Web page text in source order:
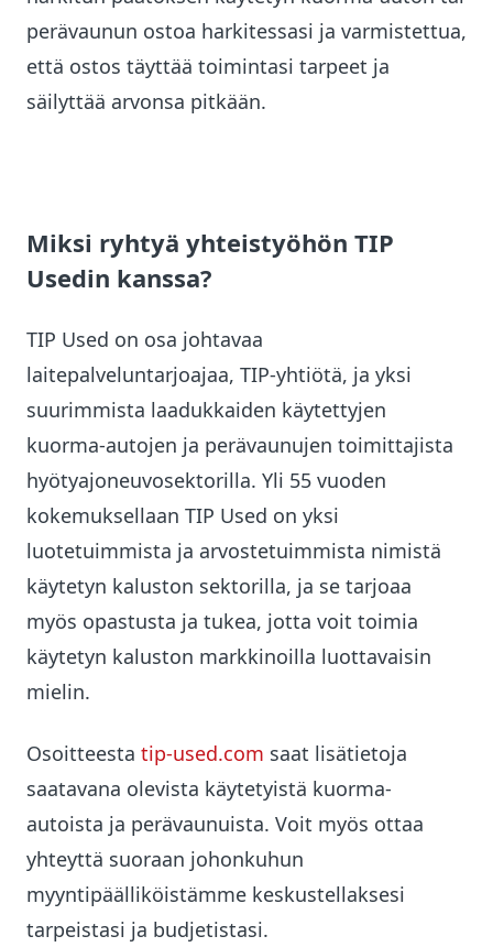
perävaunun ostoa harkitessasi ja varmistettua,
että ostos täyttää toimintasi tarpeet ja
säilyttää arvonsa pitkään.
Miksi ryhtyä yhteistyöhön TIP
Usedin kanssa?
TIP Used on osa johtavaa
laitepalveluntarjoajaa, TIP-yhtiötä, ja yksi
suurimmista laadukkaiden käytettyjen
kuorma-autojen ja perävaunujen toimittajista
hyötyajoneuvosektorilla. Yli 55 vuoden
kokemuksellaan TIP Used on yksi
luotetuimmista ja arvostetuimmista nimistä
käytetyn kaluston sektorilla, ja se tarjoaa
myös opastusta ja tukea, jotta voit toimia
käytetyn kaluston markkinoilla luottavaisin
mielin.
Osoitteesta tip-used.com saat lisätietoja
saatavana olevista käytetyistä kuorma-
autoista ja perävaunuista. Voit myös ottaa
yhteyttä suoraan johonkuhun
myyntipäälliköistämme keskustellaksesi
tarpeistasi ja budjetistasi.